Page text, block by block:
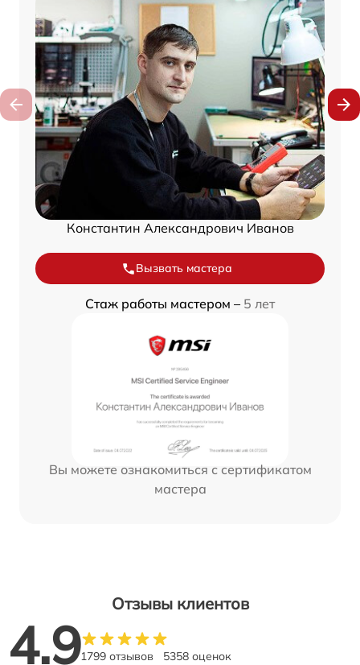
Константин Александрович Иванов
Вызвать мастера
Стаж работы мастером – 5 лет
Вы можете ознакомиться с сертификатом
мастера
Отзывы клиентов
4.91799 отзывов 5358 оценок